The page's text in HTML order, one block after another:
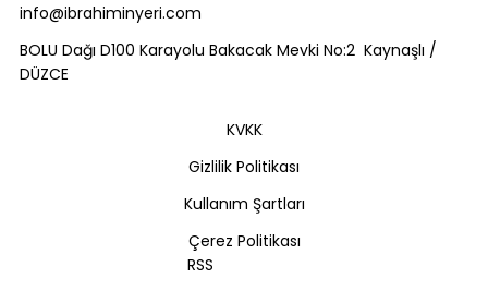
info@ibrahiminyeri.com
BOLU Dağı D100 Karayolu Bakacak Mevki No:2 Kaynaşlı /
DÜZCE
KVKK
Gizlilik Politikası
Kullanım Şartları
Çerez Politikası
RSS